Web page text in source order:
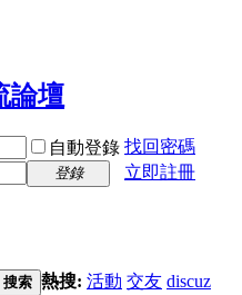
自動登錄 找回密碼
登錄
立即註冊
搜索 熱搜: 活動 交友 discuz